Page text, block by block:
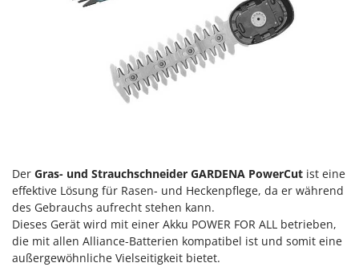
Heckenscheren
Heizkanonen und Elektroheizer
Hochdruckreiniger
Hochgrasmäher
Hubwagen
K
Kabelpflüge für die Drainage
Kartoffellegemaschine für Traktoren
Deca
DeWalt
Di Martino
Diavola Pro
Der Gras- und Strauchschneider GARDENA PowerCut ist eine
effektive Lösung für Rasen- und Heckenpflege, da er während
des Gebrauchs aufrecht stehen kann.
Dieses Gerät wird mit einer Akku POWER FOR ALL betrieben,
die mit allen Alliance-Batterien kompatibel ist und somit eine
außergewöhnliche Vielseitigkeit bietet.